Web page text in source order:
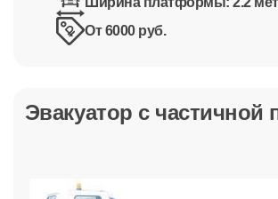
От 6000 руб.
Эвакуатор с частичной